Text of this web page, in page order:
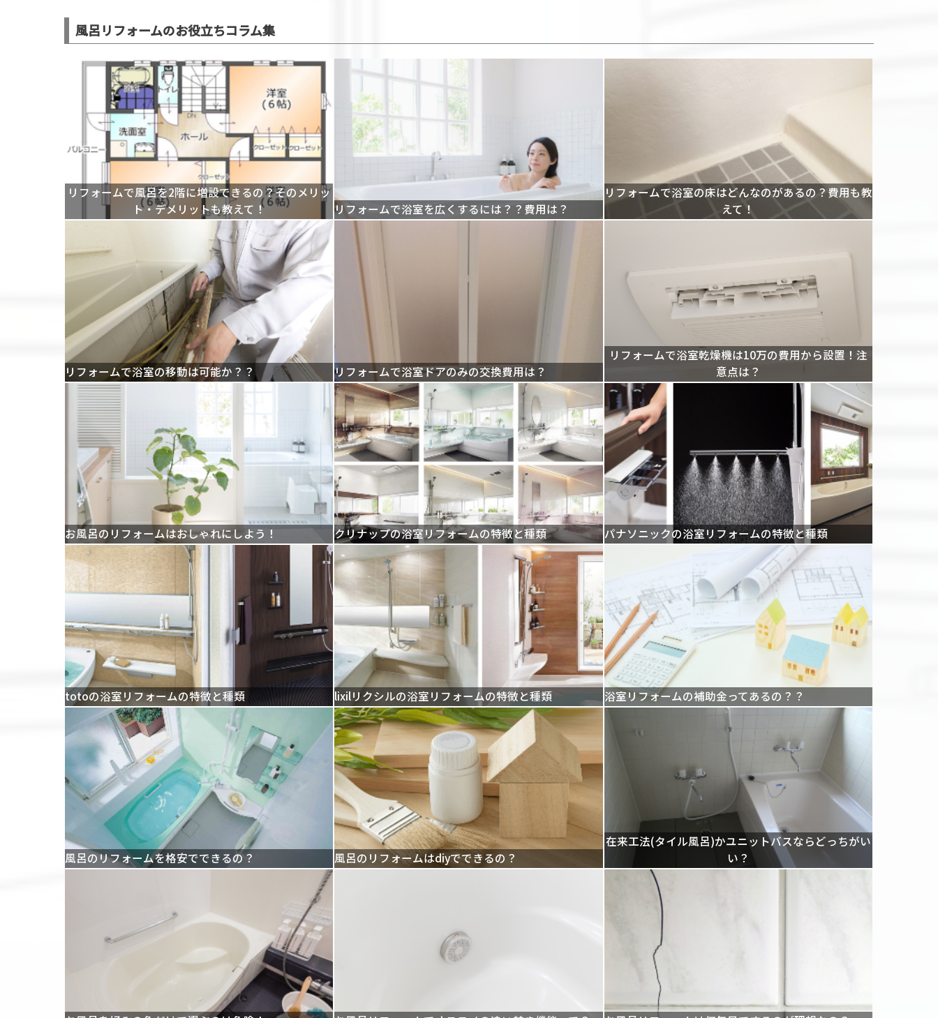
風呂リフォームのお役立ちコラム集
リフォームで風呂を2階に増設できるの？そのメリッ
ト・デメリットも教えて！
リフォームで浴室を広くするには？？費用は？
リフォームで浴室の床はどんなのがあるの？費用も教
えて！
リフォームで浴室の移動は可能か？？ リフォームで浴室ドアのみの交換費用は？
リフォームで浴室乾燥機は10万の費用から設置！注
意点は？
お風呂のリフォームはおしゃれにしよう！ クリナップの浴室リフォームの特徴と種類 パナソニックの浴室リフォームの特徴と種類
totoの浴室リフォームの特徴と種類 lixilリクシルの浴室リフォームの特徴と種類 浴室リフォームの補助金ってあるの？？
風呂のリフォームを格安でできるの？ 風呂のリフォームはdiyでできるの？
在来工法(タイル風呂)かユニットバスならどっちがい
い？